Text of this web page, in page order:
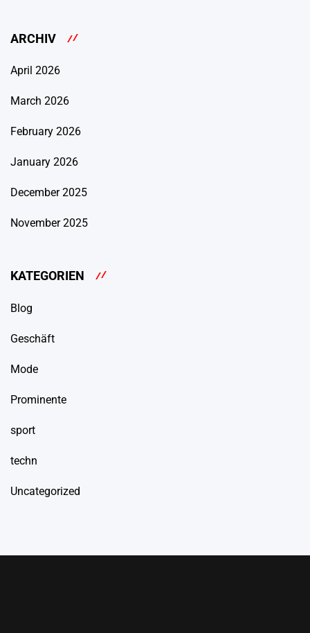
ARCHIV
April 2026
March 2026
February 2026
January 2026
December 2025
November 2025
KATEGORIEN
Blog
Geschäft
Mode
Prominente
sport
techn
Uncategorized